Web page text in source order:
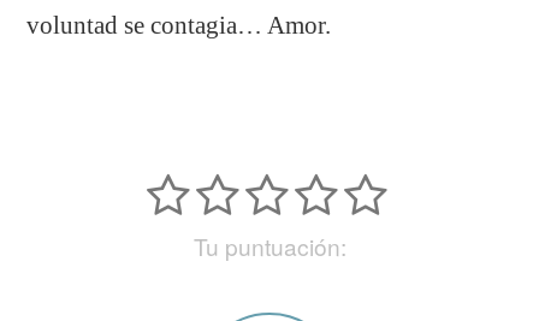
voluntad se contagia… Amor.
Tu puntuación: